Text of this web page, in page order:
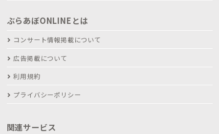
ぶらあぼONLINEとは
コンサート情報掲載について
広告掲載について
利用規約
プライバシーポリシー
関連サービス